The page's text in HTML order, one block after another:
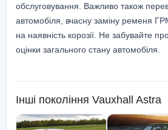
обслуговування. Важливо також
автомобіля, вчасну заміну ременя
на наявність корозії. Не забувайте
оцінки загального стану автомобіля.
Інші покоління Vauxhall Astra